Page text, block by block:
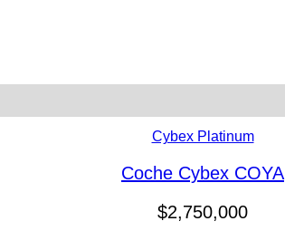
Cybex Platinum
Coche Cybex COYA
$2,750,000